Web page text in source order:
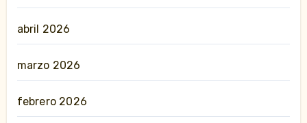
abril 2026
marzo 2026
febrero 2026